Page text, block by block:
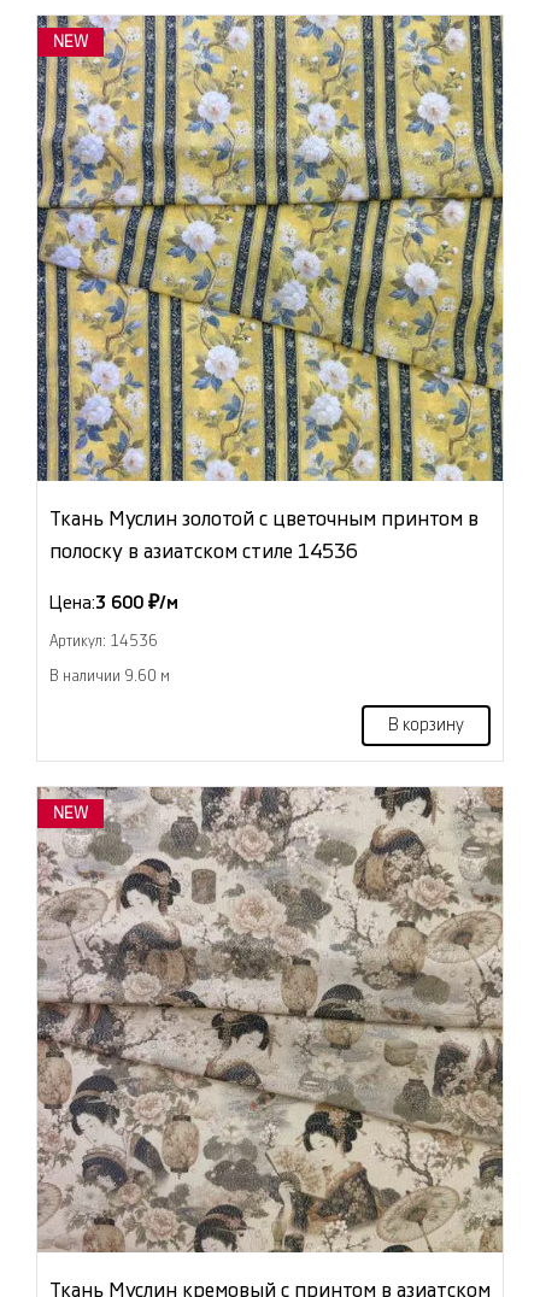
NEW
Ткань Муслин золотой с цветочным принтом в
полоску в азиатском стиле 14536
Цена:3 600 ₽/м
Артикул: 14536
В наличии 9.60 м
В корзину
NEW
Ткань Муслин кремовый с принтом в азиатском